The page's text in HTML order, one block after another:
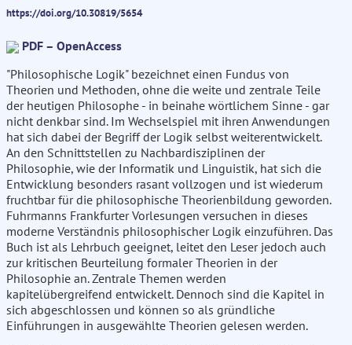
https://doi.org/10.30819/5654
PDF – OpenAccess
"Philosophische Logik" bezeichnet einen Fundus von
Theorien und Methoden, ohne die weite und zentrale Teile
der heutigen Philosophe - in beinahe wörtlichem Sinne - gar
nicht denkbar sind. Im Wechselspiel mit ihren Anwendungen
hat sich dabei der Begriff der Logik selbst weiterentwickelt.
An den Schnittstellen zu Nachbardisziplinen der
Philosophie, wie der Informatik und Linguistik, hat sich die
Entwicklung besonders rasant vollzogen und ist wiederum
fruchtbar für die philosophische Theorienbildung geworden.
Fuhrmanns Frankfurter Vorlesungen versuchen in dieses
moderne Verständnis philosophischer Logik einzuführen. Das
Buch ist als Lehrbuch geeignet, leitet den Leser jedoch auch
zur kritischen Beurteilung formaler Theorien in der
Philosophie an. Zentrale Themen werden
kapitelübergreifend entwickelt. Dennoch sind die Kapitel in
sich abgeschlossen und können so als gründliche
Einführungen in ausgewählte Theorien gelesen werden.